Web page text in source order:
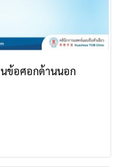
นข้อศอกด้านนอก